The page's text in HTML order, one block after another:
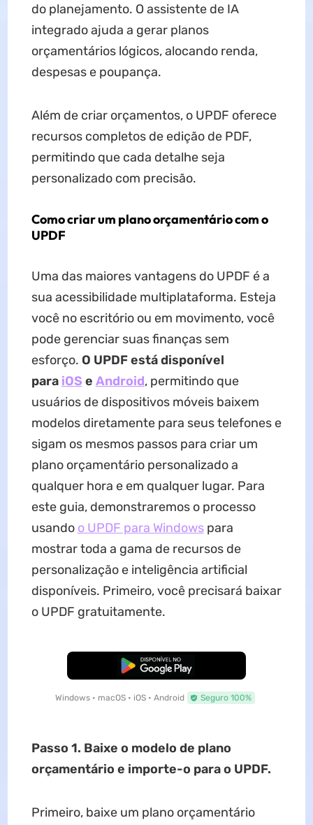
do planejamento. O assistente de IA
integrado ajuda a gerar planos
orçamentários lógicos, alocando renda,
despesas e poupança.
Além de criar orçamentos, o UPDF oferece
recursos completos de edição de PDF,
permitindo que cada detalhe seja
personalizado com precisão.
Como criar um plano orçamentário com o
UPDF
Uma das maiores vantagens do UPDF é a
sua acessibilidade multiplataforma. Esteja
você no escritório ou em movimento, você
pode gerenciar suas finanças sem
esforço. O UPDF está disponível
para iOS e Android, permitindo que
usuários de dispositivos móveis baixem
modelos diretamente para seus telefones e
sigam os mesmos passos para criar um
plano orçamentário personalizado a
qualquer hora e em qualquer lugar. Para
este guia, demonstraremos o processo
usando o UPDF para Windowspara
mostrar toda a gama de recursos de
personalização e inteligência artificial
disponíveis. Primeiro, você precisará baixar
o UPDF gratuitamente.
Baixar Grátis
Windows • macOS • iOS • Android Seguro 100%
Passo 1. Baixe o modelo de plano
orçamentário e importe-o para o UPDF.
Primeiro, baixe um plano orçamentário